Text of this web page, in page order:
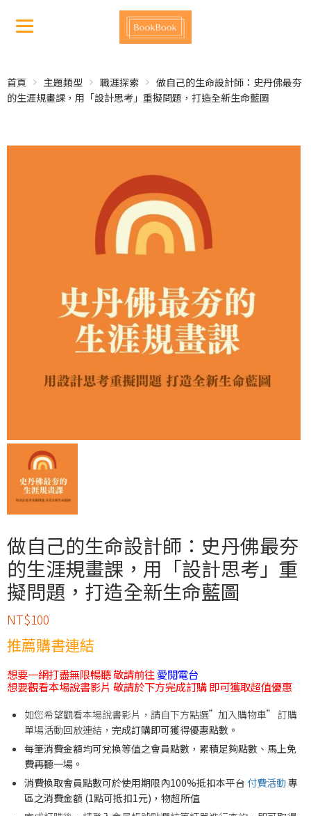
首頁 主題類型 職涯探索
做自己的生命設計師：史丹佛最夯
的生涯規畫課，用「設計思考」重擬問題，打造全新生命藍圖
做自己的生命設計師：史丹佛最夯
的生涯規畫課，用「設計思考」重
擬問題，打造全新生命藍圖
NT$100
推薦購書連結
想要一網打盡無限暢聽 敬請前往 愛閱電台
想要觀看本場說書影片 敬請於下方完成訂購 即可獲取超值優惠
如您希望觀看本場說書影片，請自下方點選”加入購物車” 訂購
單場活動回放連結， 完成訂購即可獲得優惠點數。
每筆消費金額均可兌換等值之會員點數，累積足夠點數、馬上免
費再聽一場。
消費換取會員點數可於使用期限內100%抵扣本平台 付費活動專
區之消費金額 (1點可抵扣1元)，物超所值